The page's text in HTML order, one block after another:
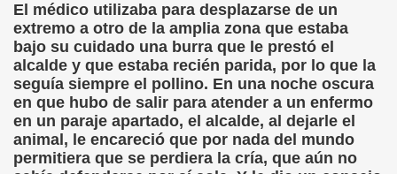
El médico utilizaba para desplazarse de un
extremo a otro de la amplia zona que estaba
bajo su cuidado una burra que le prestó el
alcalde y que estaba recién parida, por lo que la
seguía siempre el pollino. En una noche oscura
en que hubo de salir para atender a un enfermo
en un paraje apartado, el alcalde, al dejarle el
animal, le encareció que por nada del mundo
permitiera que se perdiera la cría, que aún no